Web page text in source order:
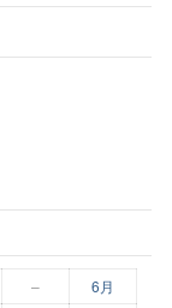
–
6月